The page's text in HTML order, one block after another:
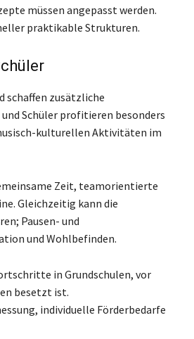
müssen angepasst werden.
praktikable Strukturen.
schaffen zusätzliche
Schüler profitieren besonders
kulturellen Aktivitäten im
Zeit, teamorientierte
Gleichzeitig kann die
Pausen- und
und Wohlbefinden.
in Grundschulen, vor
besetzt ist.
individuelle Förderbedarfe